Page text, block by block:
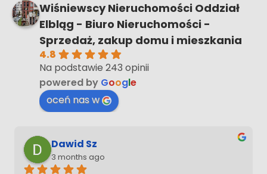
Wiśniewscy Nieruchomości Oddział
Elbląg - Biuro Nieruchomości -
Sprzedaż, zakup domu i mieszkania
4.8
Na podstawie 243 opinii
powered by Google
oceń nas w
Dawid Sz
3 months ago